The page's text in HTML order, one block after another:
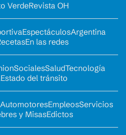
VerdeRevista OH
EspectáculosArgentina
En las redes
SocialesSaludTecnología
Estado del tránsito
AutomotoresEmpleosServicios
y MisasEdictos